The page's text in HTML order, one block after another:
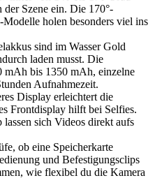
der Szene ein. Die 170°-
holen besonders viel ins
sind im Wasser Gold
laden musst. Die
mAh bis 1350 mAh, einzelne
Aufnahmezeit.
Display erleichtert die
Frontdisplay hilft bei Selfies.
sich Videos direkt aufs
ob eine Speicherkarte
und Befestigungsclips
wie flexibel du die Kamera